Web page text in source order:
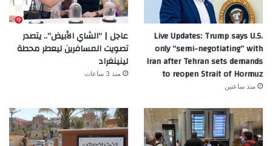
Live Updates: Trump says U.S.
only “semi-negotiating” with
Iran after Tehran sets demands
to reopen Strait of Hormuz
منذ ساعتين
عاجل | “الشاي الأبيض”.. يتصدر
تصويت المسافرين ليعطر محطة
لينينغراد
منذ 3 ساعات